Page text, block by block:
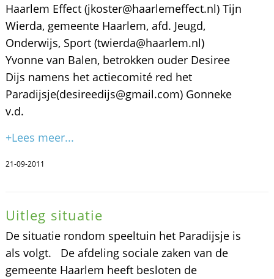
Haarlem Effect (jkoster@haarlemeffect.nl) Tijn
Wierda, gemeente Haarlem, afd. Jeugd,
Onderwijs, Sport (twierda@haarlem.nl)
Yvonne van Balen, betrokken ouder Desiree
Dijs namens het actiecomité red het
Paradijsje(desireedijs@gmail.com) Gonneke
v.d.
+Lees meer...
21-09-2011
Uitleg situatie
De situatie rondom speeltuin het Paradijsje is
als volgt. De afdeling sociale zaken van de
gemeente Haarlem heeft besloten de